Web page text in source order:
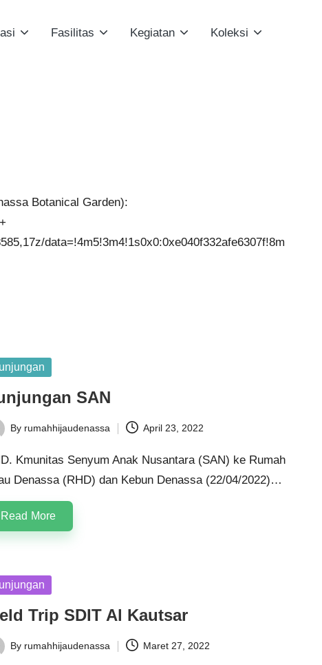
Fasilitas Kegiatan Koleksi
Botanical Garden):
data=!4m5!3m4!1s0x0:0xe040f332afe6307f!8m
SAN
By rumahhijaudenassa April 23, 2022
Kmunitas Senyum Anak Nusantara (SAN) ke Rumah
Denassa (RHD) dan Kebun Denassa (22/04/2022)…
Read More
Trip SDIT Al Kautsar
By rumahhijaudenassa Maret 27, 2022